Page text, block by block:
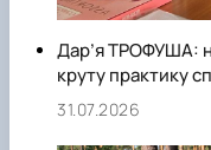
Дар’я ТРОФУША:
круту практику
31.07.2026